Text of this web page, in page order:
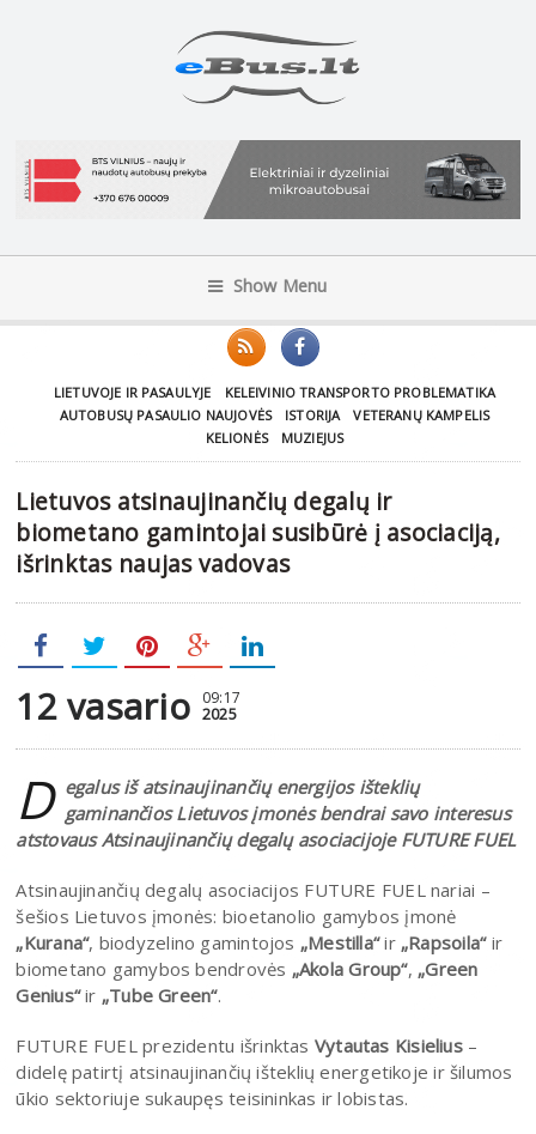
Show Menu
LIETUVOJE IR PASAULYJE
KELEIVINIO TRANSPORTO PROBLEMATIKA
AUTOBUSŲ PASAULIO NAUJOVĖS
ISTORIJA
VETERANŲ KAMPELIS
KELIONĖS
MUZIEJUS
Lietuvos atsinaujinančių degalų ir
biometano gamintojai susibūrė į asociaciją,
išrinktas naujas vadovas
12 vasario 09:17
2025
D egalus iš atsinaujinančių energijos išteklių
gaminančios Lietuvos įmonės bendrai savo interesus
atstovaus Atsinaujinančių degalų asociacijoje FUTURE FUEL
Atsinaujinančių degalų asociacijos FUTURE FUEL nariai –
šešios Lietuvos įmonės: bioetanolio gamybos įmonė
„Kurana“, biodyzelino gamintojos „Mestilla“ir „Rapsoila“ir
biometano gamybos bendrovės „Akola Group“, „Green
Genius“ir „Tube Green“.
FUTURE FUEL prezidentu išrinktas Vytautas Kisielius–
didelę patirtį atsinaujinančių išteklių energetikoje ir šilumos
ūkio sektoriuje sukaupęs teisininkas ir lobistas.